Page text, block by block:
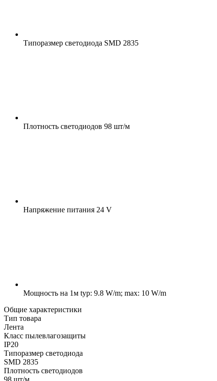
Типоразмер светодиода SMD 2835
Плотность светодиодов 98 шт/м
Напряжение питания 24 V
Мощность на 1м typ: 9.8 W/m; max: 10 W/m
Общие характеристики
Тип товара
Лента
Класс пылевлагозащиты
IP20
Типоразмер светодиода
SMD 2835
Плотность светодиодов
98 шт/м